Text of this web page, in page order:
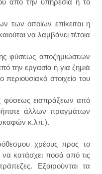
από την υπηρεσία ή το
των οποίων επίκειται η
να λαμβάνει τέτοια
φύσεως αποζημιώσεων
την εργασία ή για ζημιά
στοιχείο του
εισπράξεων από
άλλων πραγμάτων
κ.λπ.).
χρέους προς το
κατάσχει ποσά από τις
Εξαιρούνται τα